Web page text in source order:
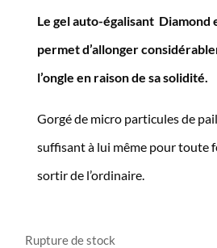
Le gel auto-égalisant Diamond
permet d’allonger
l’ongle en raison de sa solidité.
Gorgé de micro particules de
suffisant à lui même pour toute
sortir de l’ordinaire.
Rupture de stock